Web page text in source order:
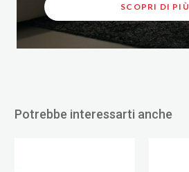
SCOPRI DI PIÙ
Potrebbe interessarti anche